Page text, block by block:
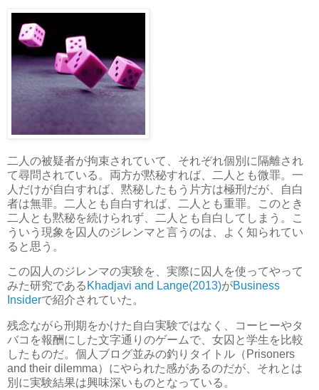
二人の被疑者が拘束されていて、それぞれ個別に隔離され
て尋問されている。両方が黙秘すれば、二人とも微罪。一
人だけが自白すれば、黙秘したもう片方は極刑だが、自白
者は無罪。二人とも自白すれば、二人とも重罪。このとき
二人とも黙秘を続けられず、二人とも自白してしまう。こ
ういう現象を囚人のジレンマと言うのは、よく知られてい
ると思う。
この囚人のジレンマの実験を、実際に囚人を使ってやって
みた研究である Khadjavi and Lange(2013)がBusiness
Insiderで紹介されていた。
残念ながら刑期をかけた自白実験ではなく、コーヒーやタ
バコを報酬にした文字通りのゲームで、女囚と学生を比較
したものだ。個人ブログ並みの釣りタイトル（Prisoners
and their dilemma）にやられた感があるのだが、それとは
別に実験結果は興味深いものとなっている。